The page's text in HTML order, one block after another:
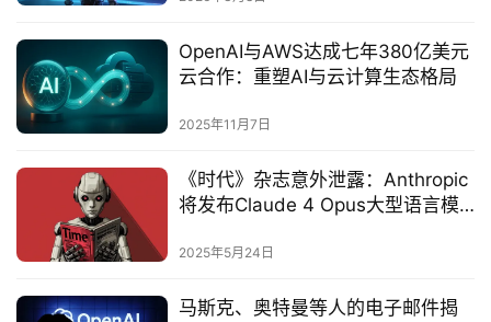
OpenAI与AWS达成七年380亿美元
云合作：重塑AI与云计算生态格局
2025年11月7日
《时代》杂志意外泄露：Anthropic
将发布Claude 4 Opus大型语言模
2025年5月24日
马斯克、奥特曼等人的电子邮件揭